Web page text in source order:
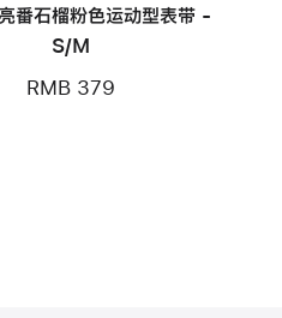
番石榴粉色运动型表带 -
S/M
RMB 379